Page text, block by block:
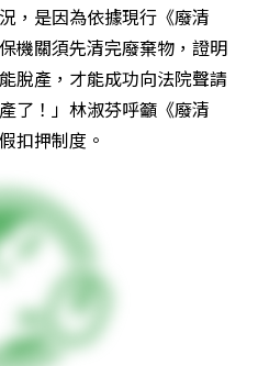
，是因為依據現行《廢清
機關須先清完廢棄物，證明
脫產，才能成功向法院聲請
了！」林淑芬呼籲《廢清
扣押制度。